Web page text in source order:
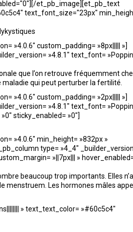
et_pb_image][et_pb_text
text_font_size="23px"
»4.0.6″ custom_padding= »8px||||| »]
»4.8.1″ text_font=
que l’on retrouve fréquemment
qui peut perturber la fertilité.
»4.0.6″ custom_padding= »2px||||| »]
»4.8.1″ text_font=
sticky_enabled= »0″]
»4.0.6″ min_height= »832px »
type= »4_4″
»||7px||| »
beaucoup trop importants. Elles
menstruem. Les hormones mâles
» text_text_color= »#60c5c4″